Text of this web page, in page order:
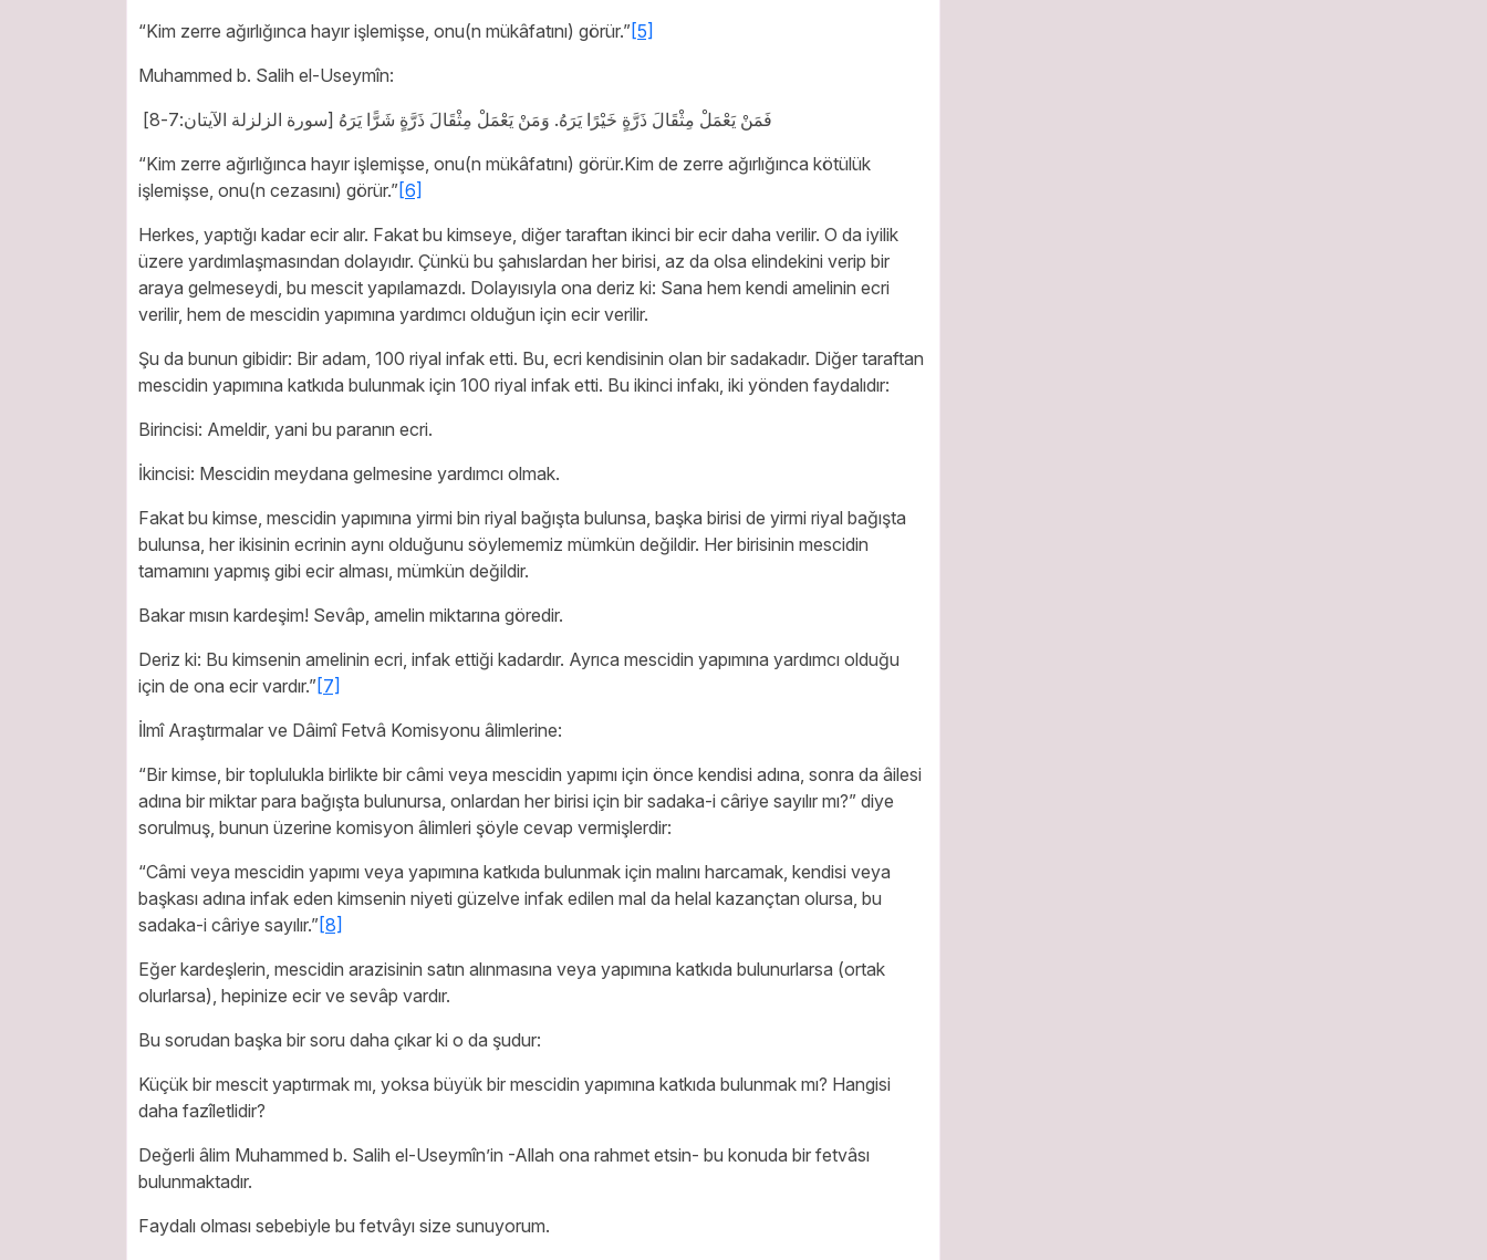
“Kim zerre ağırlığınca hayır işlemişse, onu(n mükâfatını) görür.”[5]
Muhammed b. Salih el-Useymîn:
فَمَنْ يَعْمَلْ مِثْقَالَ ذَرَّةٍ خَيْرًا يَرَهُ. وَمَنْ يَعْمَلْ مِثْقَالَ ذَرَّةٍ شَرًّا يَرَهُ [سورة الزلزلة الآيتان:7-8]
“Kim zerre ağırlığınca hayır işlemişse, onu(n mükâfatını) görür.Kim de zerre ağırlığınca kötülük
işlemişse, onu(n cezasını) görür.”[6]
Herkes, yaptığı kadar ecir alır. Fakat bu kimseye, diğer taraftan ikinci bir ecir daha verilir. O da iyilik
üzere yardımlaşmasından dolayıdır. Çünkü bu şahıslardan her birisi, az da olsa elindekini verip bir
araya gelmeseydi, bu mescit yapılamazdı. Dolayısıyla ona deriz ki: Sana hem kendi amelinin ecri
verilir, hem de mescidin yapımına yardımcı olduğun için ecir verilir.
Şu da bunun gibidir: Bir adam, 100 riyal infak etti. Bu, ecri kendisinin olan bir sadakadır. Diğer taraftan
mescidin yapımına katkıda bulunmak için 100 riyal infak etti. Bu ikinci infakı, iki yönden faydalıdır:
Birincisi: Ameldir, yani bu paranın ecri.
İkincisi: Mescidin meydana gelmesine yardımcı olmak.
Fakat bu kimse, mescidin yapımına yirmi bin riyal bağışta bulunsa, başka birisi de yirmi riyal bağışta
bulunsa, her ikisinin ecrinin aynı olduğunu söylememiz mümkün değildir. Her birisinin mescidin
tamamını yapmış gibi ecir alması, mümkün değildir.
Bakar mısın kardeşim! Sevâp, amelin miktarına göredir.
Deriz ki: Bu kimsenin amelinin ecri, infak ettiği kadardır. Ayrıca mescidin yapımına yardımcı olduğu
için de ona ecir vardır.”[7]
İlmî Araştırmalar ve Dâimî Fetvâ Komisyonu âlimlerine:
“Bir kimse, bir toplulukla birlikte bir câmi veya mescidin yapımı için önce kendisi adına, sonra da âilesi
adına bir miktar para bağışta bulunursa, onlardan her birisi için bir sadaka-i câriye sayılır mı?” diye
sorulmuş, bunun üzerine komisyon âlimleri şöyle cevap vermişlerdir:
“Câmi veya mescidin yapımı veya yapımına katkıda bulunmak için malını harcamak, kendisi veya
başkası adına infak eden kimsenin niyeti güzelve infak edilen mal da helal kazançtan olursa, bu
sadaka-i câriye sayılır.”[8]
Eğer kardeşlerin, mescidin arazisinin satın alınmasına veya yapımına katkıda bulunurlarsa (ortak
olurlarsa), hepinize ecir ve sevâp vardır.
Bu sorudan başka bir soru daha çıkar ki o da şudur:
Küçük bir mescit yaptırmak mı, yoksa büyük bir mescidin yapımına katkıda bulunmak mı? Hangisi
daha fazîletlidir?
Değerli âlim Muhammed b. Salih el-Useymîn’in -Allah ona rahmet etsin- bu konuda bir fetvâsı
bulunmaktadır.
Faydalı olması sebebiyle bu fetvâyı size sunuyorum.